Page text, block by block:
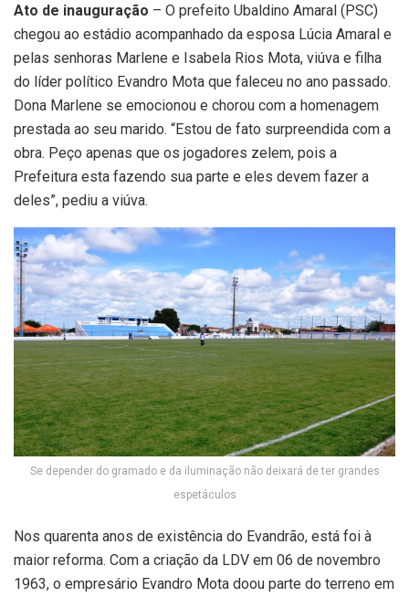
Ato de inauguração – O prefeito Ubaldino Amaral (PSC)
chegou ao estádio acompanhado da esposa Lúcia Amaral e
pelas senhoras Marlene e Isabela Rios Mota, viúva e filha
do líder político Evandro Mota que faleceu no ano passado.
Dona Marlene se emocionou e chorou com a homenagem
prestada ao seu marido. “Estou de fato surpreendida com a
obra. Peço apenas que os jogadores zelem, pois a
Prefeitura esta fazendo sua parte e eles devem fazer a
deles”, pediu a viúva.
Se depender do gramado e da iluminação não deixará de ter grandes
espetáculos
Nos quarenta anos de existência do Evandrão, está foi à
maior reforma. Com a criação da LDV em 06 de novembro
1963, o empresário Evandro Mota doou parte do terreno em